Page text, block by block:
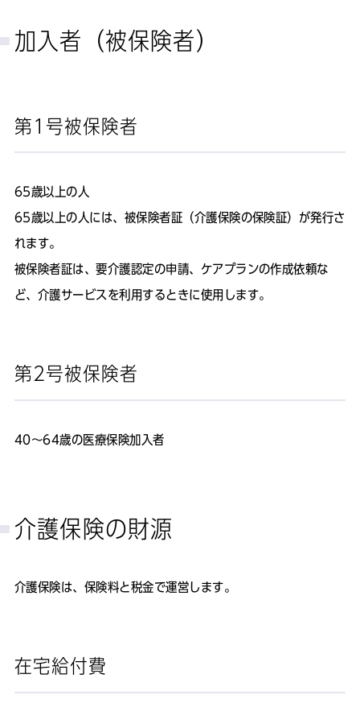
加入者（被保険者）
第1号被保険者
65歳以上の人
65歳以上の人には、被保険者証（介護保険の保険証）が発行さ
れます。
被保険者証は、要介護認定の申請、ケアプランの作成依頼な
ど、介護サービスを利用するときに使用します。
第2号被保険者
40～64歳の医療保険加入者
介護保険の財源
介護保険は、保険料と税金で運営します。
在宅給付費